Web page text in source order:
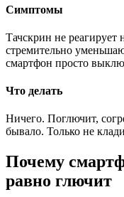
Симптомы
Тачскрин не реагирует
стремительно
смартфон просто
Что делать
Ничего. Поглючит,
бывало. Только не
Почему
равно глючит